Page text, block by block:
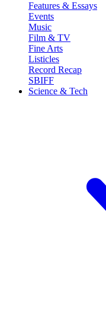
Features & Essays
Events
Music
Film & TV
Fine Arts
Listicles
Record Recap
SBIFF
Science & Tech